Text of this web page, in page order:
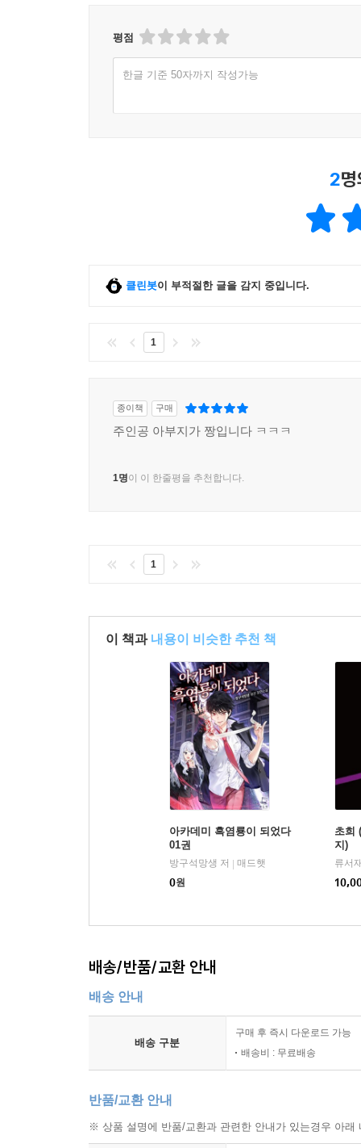
평점
한글 기준 50자까지 작성가능
2
클린봇이 부적절한 글을 감지 중입니다.
1
종이책 구매
주인공 아부지가 짱입니다 ㅋㅋㅋ
1명이 이 한줄평을 추천합니다.
1
이 책과 내용이 비슷한 추천 책
아카데미 흑염룡이 되었다
01권
방구석망생 저
매드햇
0원
초희
지)
류서
배송/반품/교환 안내
배송 안내
배송 구분
구매 후 즉시 다운로드 가능
배송비 : 무료배송
반품/교환 안내
※ 상품 설명에 반품/교환과 관련한 안내가 있는경우 아